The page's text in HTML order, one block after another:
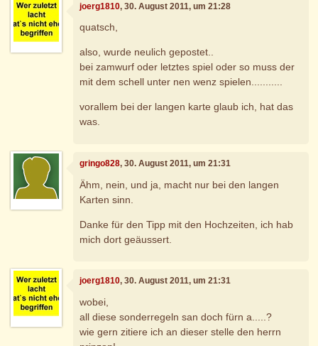
joerg1810, 30. August 2011, um 21:28
quatsch,
also, wurde neulich gepostet..
bei zamwurf oder letztes spiel oder so muss der
mit dem schell unter nen wenz spielen...........
vorallem bei der langen karte glaub ich, hat das
was.
gringo828, 30. August 2011, um 21:31
Ähm, nein, und ja, macht nur bei den langen
Karten sinn.
Danke für den Tipp mit den Hochzeiten, ich hab
mich dort geäussert.
joerg1810, 30. August 2011, um 21:31
wobei,
all diese sonderregeln san doch fürn a.....?
wie gern zitiere ich an dieser stelle den herrn